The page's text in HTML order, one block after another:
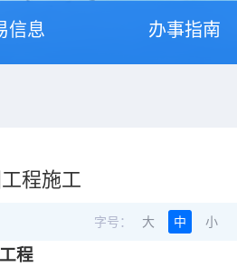
信息 办事指南
程施工
字号： 大 中 小
程